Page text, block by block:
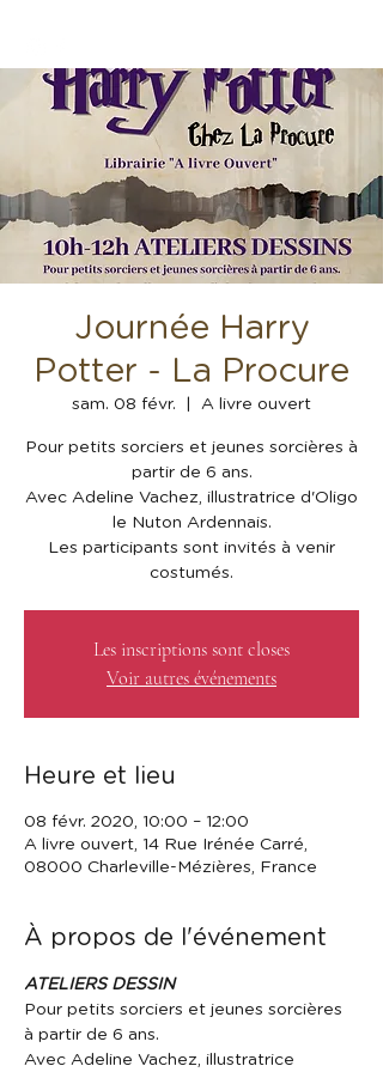
Journée Harry
Potter - La Procure
sam. 08 févr. A livre ouvert
Pour petits sorciers et jeunes sorcières à
partir de 6 ans.
Avec Adeline Vachez, illustratrice d'Oligo
le Nuton Ardennais.
Les participants sont invités à venir
costumés.
Les inscriptions sont closes
Voir autres événements
Heure et lieu
08 févr. 2020, 10:00 – 12:00
A livre ouvert, 14 Rue Irénée Carré,
08000 Charleville-Mézières, France
À propos de l'événement
ATELIERS DESSIN
Pour petits sorciers et jeunes sorcières
à partir de 6 ans.
Avec Adeline Vachez, illustratrice